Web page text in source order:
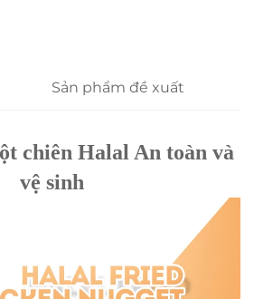
Sản phẩm đề xuất
chiên Halal An toàn và
vệ sinh